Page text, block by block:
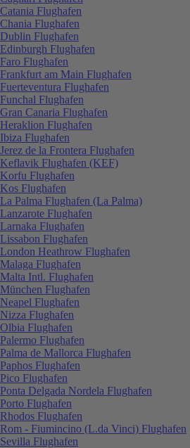
Catania Flughafen
Chania Flughafen
Dublin Flughafen
Edinburgh Flughafen
Faro Flughafen
Frankfurt am Main Flughafen
Fuerteventura Flughafen
Funchal Flughafen
Gran Canaria Flughafen
Heraklion Flughafen
Ibiza Flughafen
Jerez de la Frontera Flughafen
Keflavik Flughafen (KEF)
Korfu Flughafen
Kos Flughafen
La Palma Flughafen (La Palma)
Lanzarote Flughafen
Larnaka Flughafen
Lissabon Flughafen
London Heathrow Flughafen
Malaga Flughafen
Malta Intl. Flughafen
München Flughafen
Neapel Flughafen
Nizza Flughafen
Olbia Flughafen
Palermo Flughafen
Palma de Mallorca Flughafen
Paphos Flughafen
Pico Flughafen
Ponta Delgada Nordela Flughafen
Porto Flughafen
Rhodos Flughafen
Rom - Fiumincino (L.da Vinci) Flughafen
Sevilla Flughafen